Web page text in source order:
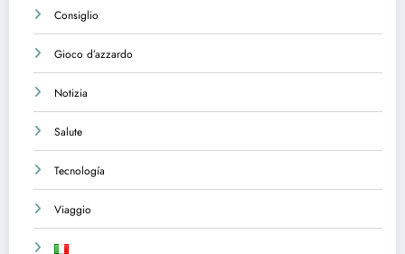
Consiglio
Gioco d’azzardo
Notizia
Salute
Tecnología
Viaggio